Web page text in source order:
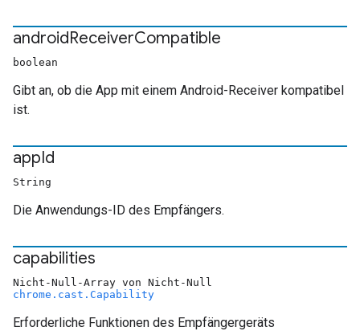
androidReceiverCompatible
boolean
Gibt an, ob die App mit einem Android-Receiver kompatibel
ist.
appId
String
Die Anwendungs-ID des Empfängers.
capabilities
Nicht-Null-Array von Nicht-Null
chrome.cast.Capability
Erforderliche Funktionen des Empfängergeräts